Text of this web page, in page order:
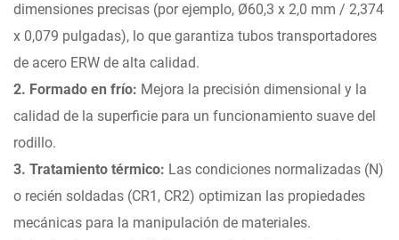
dimensiones precisas (por ejemplo, Ø60,3 x 2,0 mm / 2,374
x 0,079 pulgadas), lo que garantiza tubos transportadores
de acero ERW de alta calidad.
2. Formado en frío: Mejora la precisión dimensional y la
calidad de la superficie para un funcionamiento suave del
rodillo.
3. Tratamiento térmico: Las condiciones normalizadas (N)
o recién soldadas (CR1, CR2) optimizan las propiedades
mecánicas para la manipulación de materiales.